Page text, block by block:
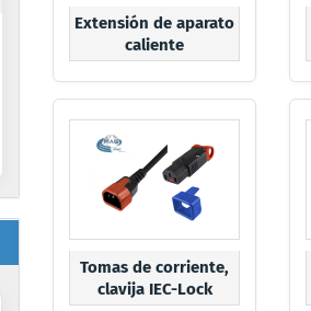
Extensión de aparato
caliente
Tomas de corriente,
clavija IEC-Lock